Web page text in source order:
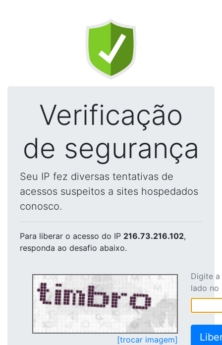
Verificação
de segurança
Seu IP fez diversas tentativas de
acessos suspeitos a sites hospedados
conosco.
Para liberar o acesso do IP 216.73.216.102,
responda ao desafio abaixo.
[trocar imagem]
Digite
lado no